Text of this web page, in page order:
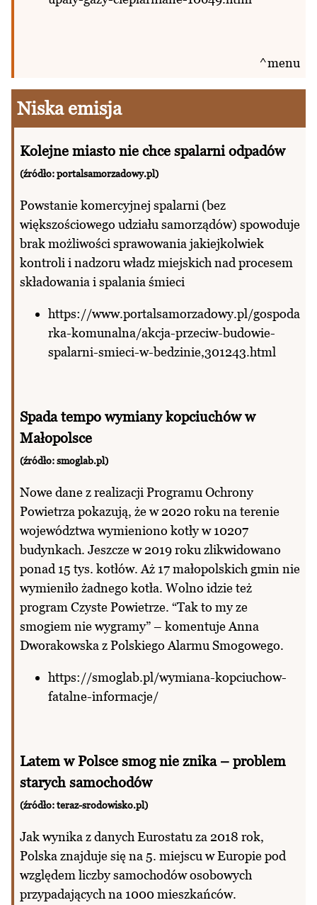
^menu
Niska emisja
Kolejne miasto nie chce spalarni odpadów
(źródło: portalsamorzadowy.pl)
Powstanie komercyjnej spalarni (bez
większościowego udziału samorządów) spowoduje
brak możliwości sprawowania jakiejkolwiek
kontroli i nadzoru władz miejskich nad procesem
składowania i spalania śmieci
https://www.portalsamorzadowy.pl/gospoda
rka-komunalna/akcja-przeciw-budowie-
spalarni-smieci-w-bedzinie,301243.html
Spada tempo wymiany kopciuchów w
Małopolsce
(źródło: smoglab.pl)
Nowe dane z realizacji Programu Ochrony
Powietrza pokazują, że w 2020 roku na terenie
województwa wymieniono kotły w 10207
budynkach. Jeszcze w 2019 roku zlikwidowano
ponad 15 tys. kotłów. Aż 17 małopolskich gmin nie
wymieniło żadnego kotła. Wolno idzie też
program Czyste Powietrze. “Tak to my ze
smogiem nie wygramy” – komentuje Anna
Dworakowska z Polskiego Alarmu Smogowego.
https://smoglab.pl/wymiana-kopciuchow-
fatalne-informacje/
Latem w Polsce smog nie znika – problem
starych samochodów
(źródło: teraz-srodowisko.pl)
Jak wynika z danych Eurostatu za 2018 rok,
Polska znajduje się na 5. miejscu w Europie pod
względem liczby samochodów osobowych
przypadających na 1000 mieszkańców.